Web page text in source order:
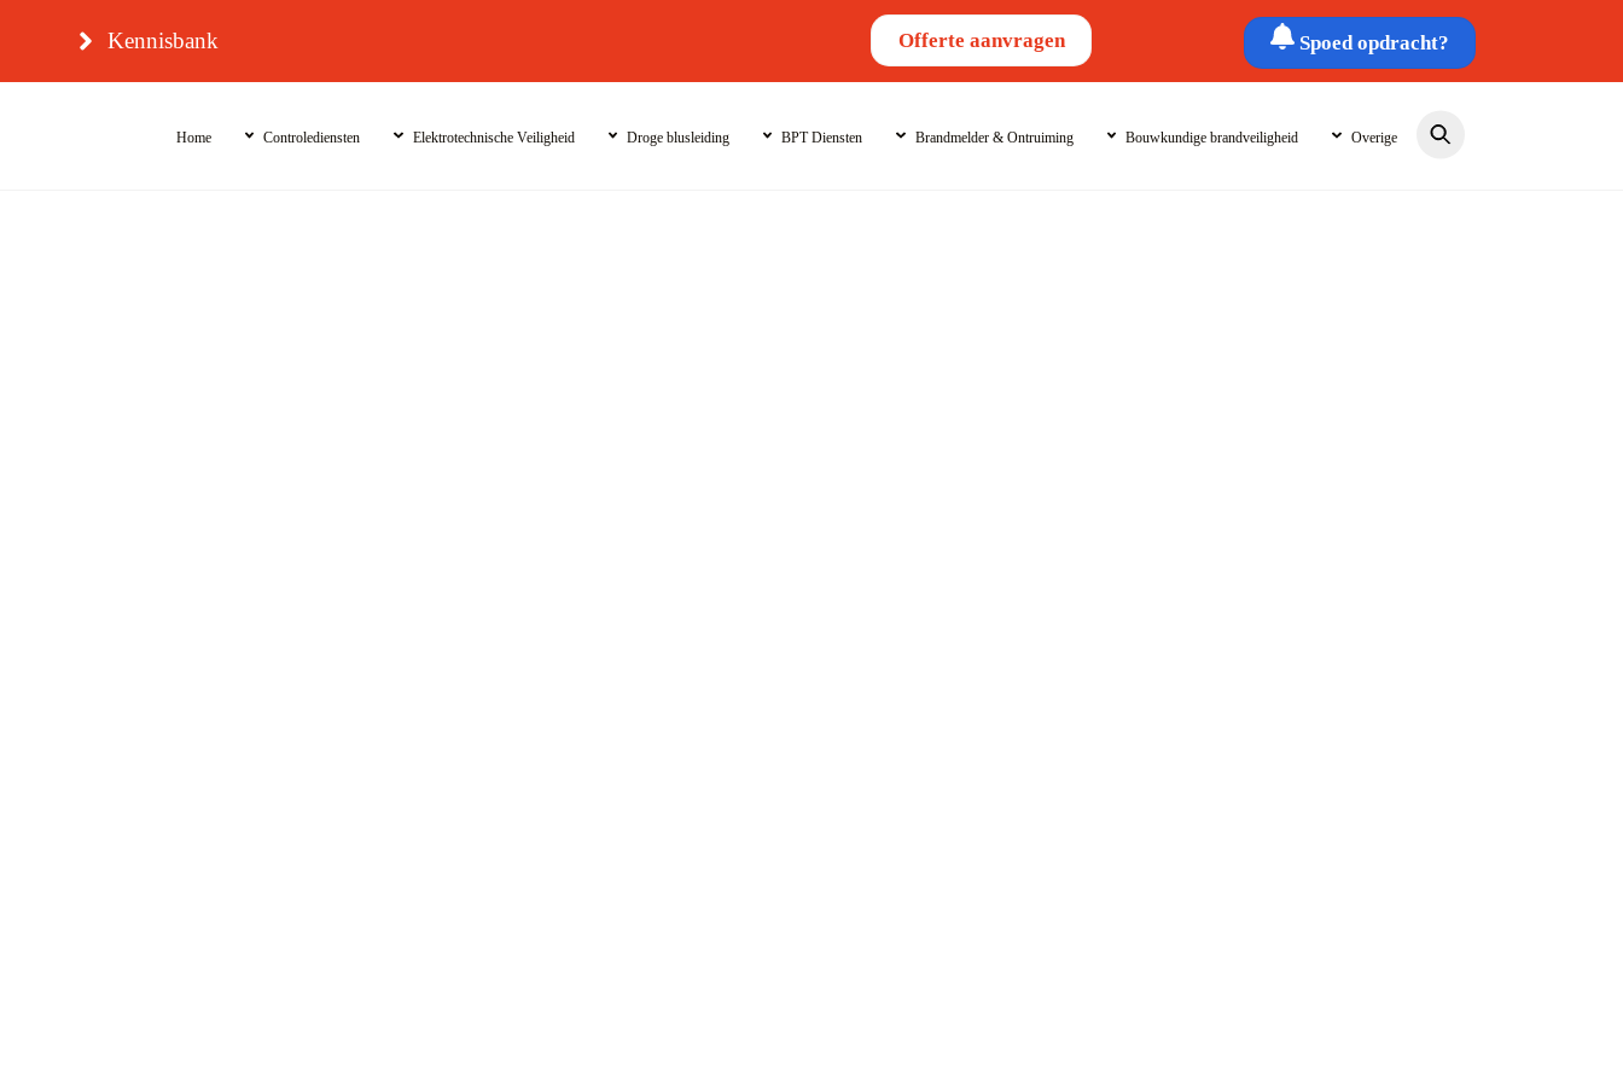
Kennisbank Offerte aanvragen Spoed opdracht?
Home Controlediensten Elektrotechnische Veiligheid Droge blusleiding BPT Diensten Brandmelder & Ontruiming Bouwkundige brandveiligheid Overige